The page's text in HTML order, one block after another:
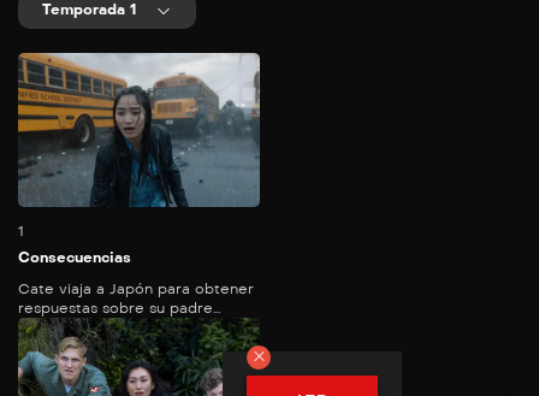
Temporada 1
1
Consecuencias
Cate viaja a Japón para obtener
respuestas sobre su padre...